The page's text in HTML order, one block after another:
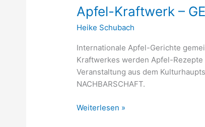
Apfel-Kraftwerk –
Heike Schubach
Internationale Apfel-Gerichte
Kraftwerkes werden Apfel-
Veranstaltung aus dem
NACHBARSCHAFT.
Apfel-
Kraftwerk
–
GELEBTE
NACHBARSCHAFT
Weiterlesen »